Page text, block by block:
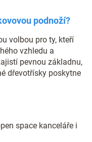
podnoží?
volbou pro ty, kteří
vzhledu a
pevnou základnu,
dřevotřísky poskytne
space kanceláře i